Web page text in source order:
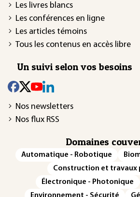
Les livres blancs
Les conférences en ligne
Les articles témoins
Tous les contenus en accès libre
Un suivi selon vos besoins
Nos newsletters
Nos flux RSS
Domaines
Automatique - Robotique
Construction et travaux
Électronique - Photonique
Environnement - Sécurité